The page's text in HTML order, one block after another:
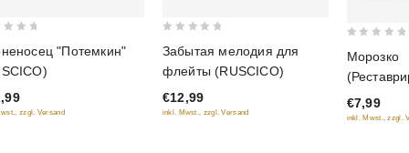
"Потемкин"
zzgl. Versand
of
5
Забытая мелодия для
флейты (RUSCICO)
€12,99
inkl. Mwst., zzgl. Versand
out
of
5
Морозко
версия)
€7,99
inkl. Mwst., zzgl.